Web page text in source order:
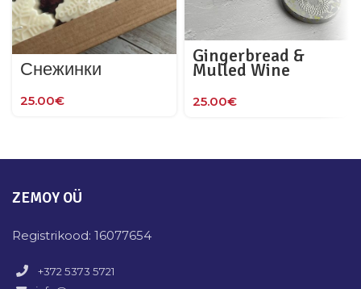
Снежинки
25.00€
Gingerbread &
Mulled Wine
25.00€
ZEMOY OÜ
Registrikood: 16077654
+372 5373 5721